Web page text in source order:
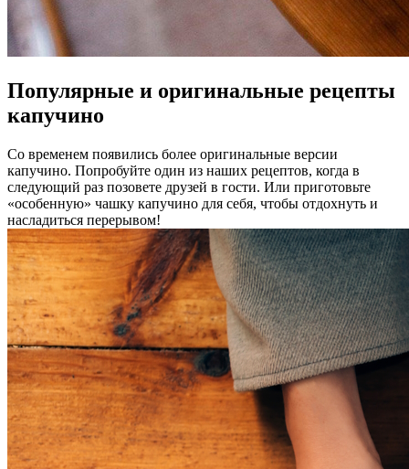
Популярные и оригинальные рецепты
капучино
Со временем появились более оригинальные версии
капучино. Попробуйте один из наших рецептов, когда в
следующий раз позовете друзей в гости. Или приготовьте
«особенную» чашку капучино для себя, чтобы отдохнуть и
насладиться перерывом!